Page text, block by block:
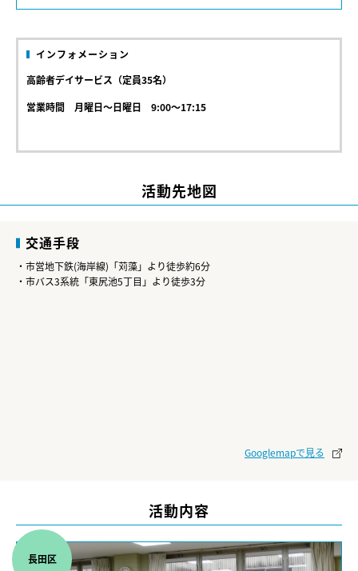
インフォメーション
高齢者デイサービス（定員35名）
営業時間 月曜日～日曜日 9:00～17:15
活動先地図
交通手段
・市営地下鉄(海岸線)「苅藻」より徒歩約6分
・市バス3系統「東尻池5丁目」より徒歩3分
Googlemapで見る
活動内容
長田区